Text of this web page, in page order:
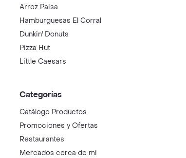
Arroz Paisa
Hamburguesas El Corral
Dunkin' Donuts
Pizza Hut
Little Caesars
Categorías
Catálogo Productos
Promociones y Ofertas
Restaurantes
Mercados cerca de mi